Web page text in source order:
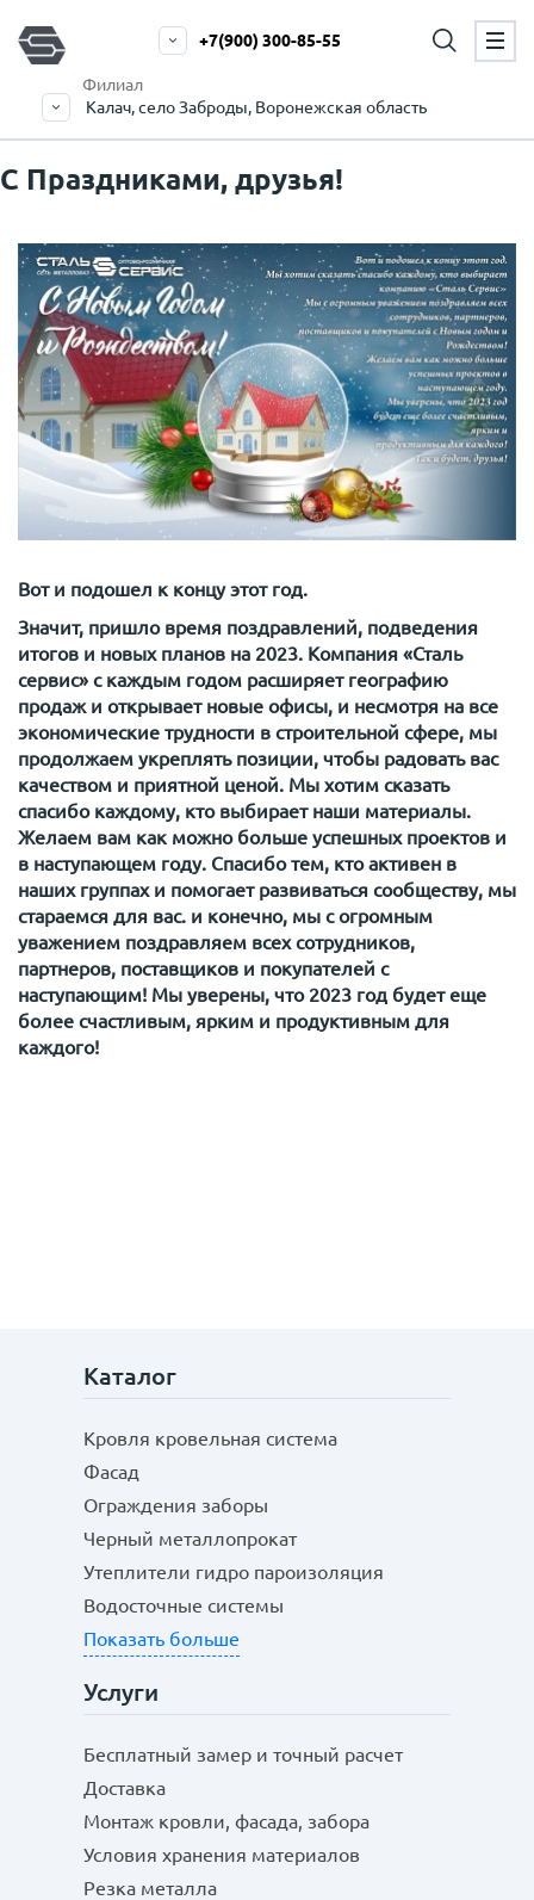
Филиал
Калач, село Заброды, Воронежская область
+7(900) 300-85-55
С Праздниками, друзья!
Вот и подошел к концу этот год.
Значит, пришло время поздравлений, подведения
итогов и новых планов на 2023. Компания «Сталь
сервис» с каждым годом расширяет географию
продаж и открывает новые офисы, и несмотря на все
экономические трудности в строительной сфере, мы
продолжаем укреплять позиции, чтобы радовать вас
качеством и приятной ценой. Мы хотим сказать
спасибо каждому, кто выбирает наши материалы.
Желаем вам как можно больше успешных проектов и
в наступающем году. Спасибо тем, кто активен в
наших группах и помогает развиваться сообществу, мы
стараемся для вас. и конечно, мы с огромным
уважением поздравляем всех сотрудников,
партнеров, поставщиков и покупателей с
наступающим! Мы уверены, что 2023 год будет еще
более счастливым, ярким и продуктивным для
каждого!
Каталог
Кровля кровельная система
Фасад
Ограждения заборы
Черный металлопрокат
Утеплители гидро пароизоляция
Водосточные системы
Показать больше
Услуги
Бесплатный замер и точный расчет
Доставка
Монтаж кровли, фасада, забора
Условия хранения материалов
Резка металла